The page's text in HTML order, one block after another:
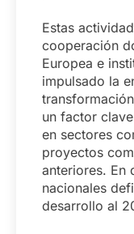
Estas
cooperación
Europea e
impulsado la
un factor
en sectores
proyectos
anteriores. En
nacionales
desarrollo al